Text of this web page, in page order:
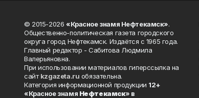
© 2015-2026 «Красное знамя Нефтекамск».
Общественно-политическая газета городского
округа город Нефтекамск. Издаётся с 1965 года.
Главный редактор - Сабитова Людмила
Валерьяновна.
При использовании материалов гиперссылка на
сайтkzgazeta.ru обязательна.
Категория информационной продукции 12+
«Красное знамя Нефтекамск» в